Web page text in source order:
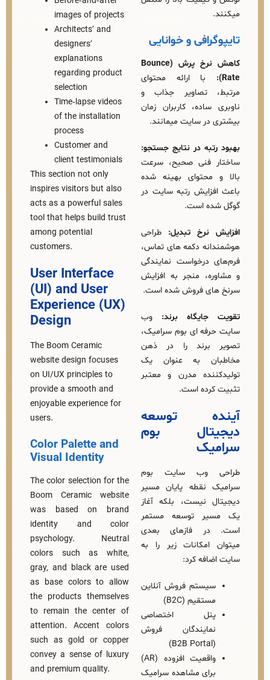
و خوانایی
کاهش نرخ پرش (Bounce
ارائه محتوای
تصاویر جذاب و
کاربران زمان
سایت میمانند.
در نتایج جستجو:
فنی صحیح، سرعت
بهینه‌ شده
رتبه سایت در
نرخ تبدیل:طراحی
دکمه‌ های تماس،
درخواست نمایندگی
منجر به افزایش
فروش شده است.
برند: وب‌
ای بوم سرامیک،
برند را در ذهن
به عنوان یک
مدرن و معتبر
است.
توسعه
بوم
وب‌ سایت بوم
نقطه پایان مسیر
نیست، بلکه آغاز
توسعه مستمر
فازهای بعدی
امکانات زیر را به
کرد:
فروش آنلاین
اختصاصی
فروش
واقعیت افزوده (AR)
مشاهده سرامیک
images of projects
explanations
regarding product
Time‑lapse videos
of the installation
Customer and
client testimonials
This section not only
inspires visitors but also
acts as a powerful sales
tool that helps build trust
among potential
User Interface
(UI) and User
Experience (UX)
The Boom Ceramic
website design focuses
on UI/UX principles to
provide a smooth and
enjoyable experience for
Color Palette and
Visual Identity
The color selection for the
Boom Ceramic website
was based on brand
identity and color
psychology. Neutral
colors such as white,
gray, and black are used
as base colors to allow
the products themselves
to remain the center of
attention. Accent colors
such as gold or copper
convey a sense of luxury
and premium quality.